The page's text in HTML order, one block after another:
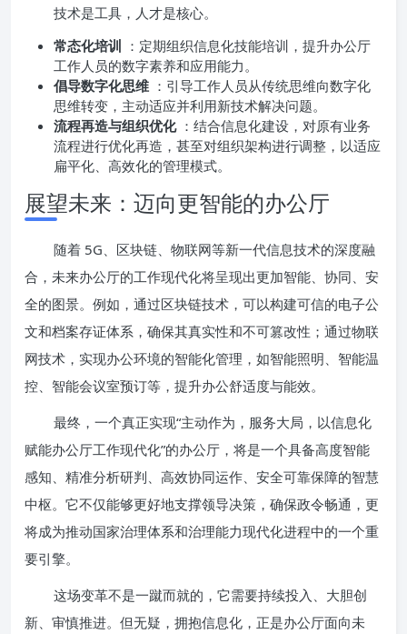
技术是工具，人才是核心。
常态化培训
：定期组织信息化技能培训，提升办公厅
工作人员的数字素养和应用能力。
倡导数字化思维 ：引导工作人员从传统思维向数字化
思维转变，主动适应并利用新技术解决问题。
流程再造与组织优化 ：结合信息化建设，对原有业务
流程进行优化再造，甚至对组织架构进行调整，以适应
扁平化、高效化的管理模式。
展望未来：迈向更智能的办公厅
随着 5G、区块链、物联网等新一代信息技术的深度融
合，未来办公厅的工作现代化将呈现出更加智能、协同、安
全的图景。例如，通过区块链技术，可以构建可信的电子公
文和档案存证体系，确保其真实性和不可篡改性；通过物联
网技术，实现办公环境的智能化管理，如智能照明、智能温
控、智能会议室预订等，提升办公舒适度与能效。
最终，一个真正实现“主动作为，服务大局，以信息化
赋能办公厅工作现代化”的办公厅，将是一个具备高度智能
感知、精准分析研判、高效协同运作、安全可靠保障的智慧
中枢。它不仅能够更好地支撑领导决策，确保政令畅通，更
将成为推动国家治理体系和治理能力现代化进程中的一个重
要引擎。
这场变革不是一蹴而就的，它需要持续投入、大胆创
新、审慎推进。但无疑，拥抱信息化，正是办公厅面向未